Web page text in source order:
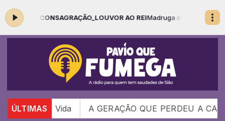
AO REIMadruga das Antigas com PAVIO
ÚLTIMAS
de Vida A GERAÇÃO QUE PERDEU A